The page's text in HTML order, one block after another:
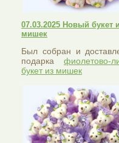
07.03.2025 Новый букет
мишек
Был собран и
подарка фиолетово-
букет из мишек